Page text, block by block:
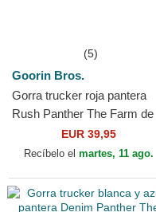
(5)
Goorin Bros.
Gorra trucker roja pantera
Rush Panther The Farm de
Goorin Bros.EUR 39,95
Recíbelo el martes, 11 ago.